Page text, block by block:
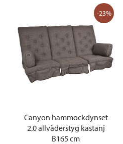
-23%
Canyon hammockdynset
2.0 allväderstyg kastanj
B165 cm